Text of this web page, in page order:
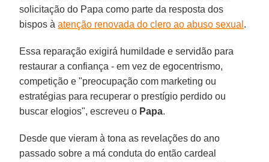
solicitação do Papa como parte da resposta dos
bispos àatenção renovada do clero ao abuso sexual .
Essa reparação exigirá humildade e servidão para
restaurar a confiança - em vez de egocentrismo,
competição e "preocupação com marketing ou
estratégias para recuperar o prestígio perdido ou
buscar elogios", escreveu o Papa.
Desde que vieram à tona as revelações do ano
passado sobre a má conduta do então cardeal